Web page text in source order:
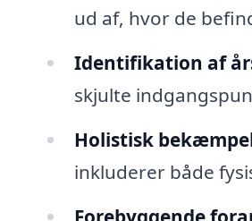
ud af, hvor de
Identifikation af
skjulte
Holistisk
inkluderer både